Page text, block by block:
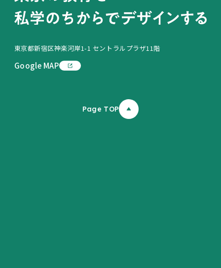
東京都新宿区神楽河岸1-1 セントラルプラザ11階
Google MAP
Page TOP